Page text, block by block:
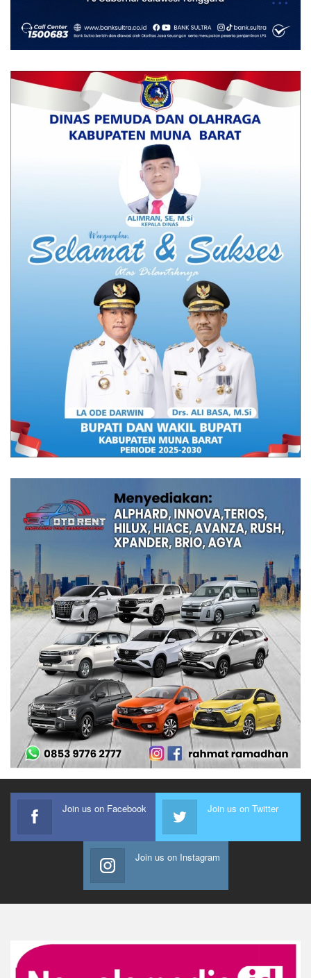
Join us on Facebook Join us on Twitter
Join us on Instagram